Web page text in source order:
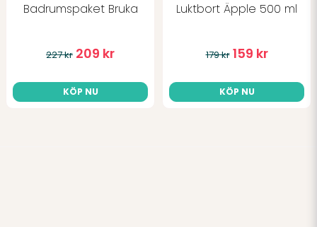
Badrumspaket Bruka
227 kr 209 kr
KÖP NU
Luktbort Äpple 500 ml
179 kr 159 kr
KÖP NU